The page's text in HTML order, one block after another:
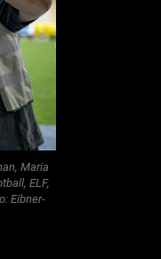
Maria
ELF,
Eibner-